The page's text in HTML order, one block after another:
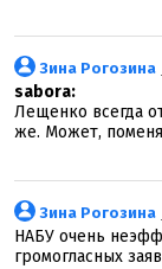
Зина Рогозина
sabora:
Лещенко всегда
же. Может,
Зина Рогозина
НАБУ очень
громогласных